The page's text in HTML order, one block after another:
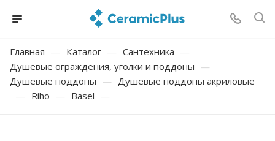
Главная — Каталог — Сантехника —
Душевые ограждения, уголки и поддоны —
Душевые поддоны — Душевые поддоны акриловые
— Riho — Basel —